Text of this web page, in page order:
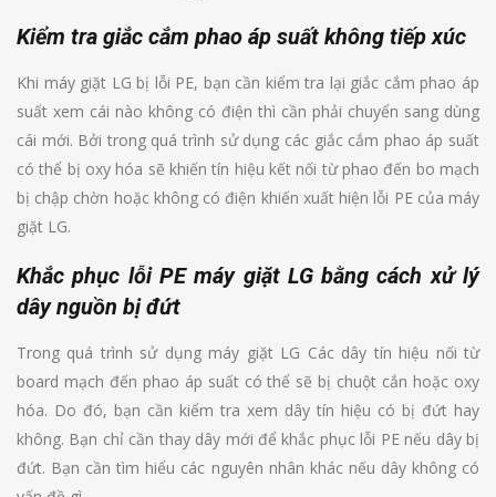
Kiểm tra giắc cắm phao áp suất không tiếp xúc
Khi máy giặt LG bị lỗi PE, bạn cần kiểm tra lại giắc cắm phao áp
suất xem cái nào không có điện thì cần phải chuyển sang dùng
cái mới. Bởi trong quá trình sử dụng các giắc cắm phao áp suất
có thể bị oxy hóa sẽ khiến tín hiệu kết nối từ phao đến bo mạch
bị chập chờn hoặc không có điện khiến xuất hiện lỗi PE của máy
giặt LG.
Khắc phục lỗi PE máy giặt LG bằng cách xử lý
dây nguồn bị đứt
Trong quá trình sử dụng máy giặt LG Các dây tín hiệu nối từ
board mạch đến phao áp suất có thể sẽ bị chuột cắn hoặc oxy
hóa. Do đó, bạn cần kiểm tra xem dây tín hiệu có bị đứt hay
không. Bạn chỉ cần thay dây mới để khắc phục lỗi PE nếu dây bị
đứt. Bạn cần tìm hiểu các nguyên nhân khác nếu dây không có